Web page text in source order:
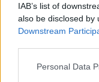
IAB’s list of
also be disclosed by
Downstream
Please note that
Personal Data